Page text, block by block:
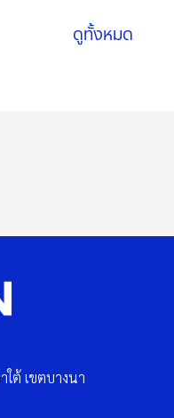
ดูทั้งหมด
ต้ เขตบางนา